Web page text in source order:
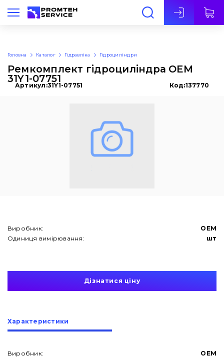
Укр
Головна Каталог Гідравліка Гідроциліндри
Ремкомплект гідроциліндра OEM
31Y1-07751
Артикул:31Y1-07751 Код:137770
Виробник:
OEM
Одиниця вимірювання:
шт
Дізнатися ціну
Характеристики
Виробник: OEM